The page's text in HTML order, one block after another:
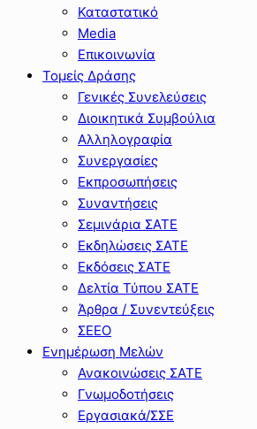
Καταστατικό
Media
Επικοινωνία
Τομείς Δράσης
Γενικές Συνελεύσεις
Διοικητικά Συμβούλια
Αλληλογραφία
Συνεργασίες
Εκπροσωπήσεις
Συναντήσεις
Σεμινάρια ΣΑΤΕ
Εκδηλώσεις ΣΑΤΕ
Εκδόσεις ΣΑΤΕ
Δελτία Τύπου ΣΑΤΕ
Άρθρα / Συνεντεύξεις
ΣΕΕΟ
Ενημέρωση Μελών
Ανακοινώσεις ΣΑΤΕ
Γνωμοδοτήσεις
Εργασιακά/ΣΣΕ